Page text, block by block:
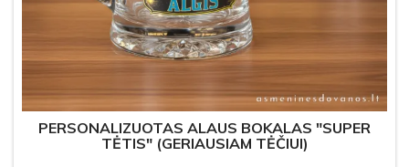
PERSONALIZUOTAS ALAUS BOKALAS "SUPER
TĖTIS" (GERIAUSIAM TĖČIUI)